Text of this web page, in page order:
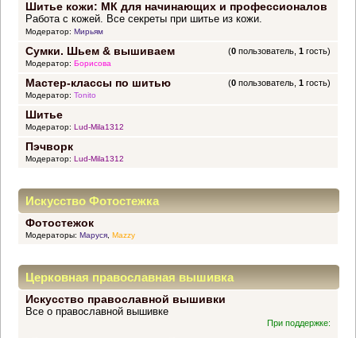
Шитье кожи: МК для начинающих и профессионалов
Работа с кожей. Все секреты при шитье из кожи.
Модератор: Мирьям
Сумки. Шьем & вышиваем (0 пользователь,1 гость)
Модератор: Борисова
Мастер-классы по шитью (0 пользователь,1 гость)
Модератор: Tonito
Шитье
Модератор: Lud-Mila1312
Пэчворк
Модератор: Lud-Mila1312
Искусство Фотостежка
Фотостежок
Модераторы: Маруся, Mazzy
Церковная православная вышивка
Искусство православной вышивки
Все о православной вышивке
При поддержке: